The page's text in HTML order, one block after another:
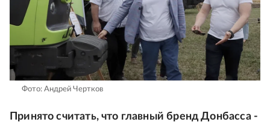
Фото: Андрей Чертков
Принято считать, что главный бренд Донбасса -